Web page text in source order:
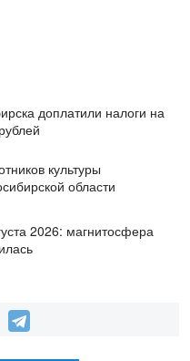
доплатили налоги на
культуры
области
2026: магнитосфера